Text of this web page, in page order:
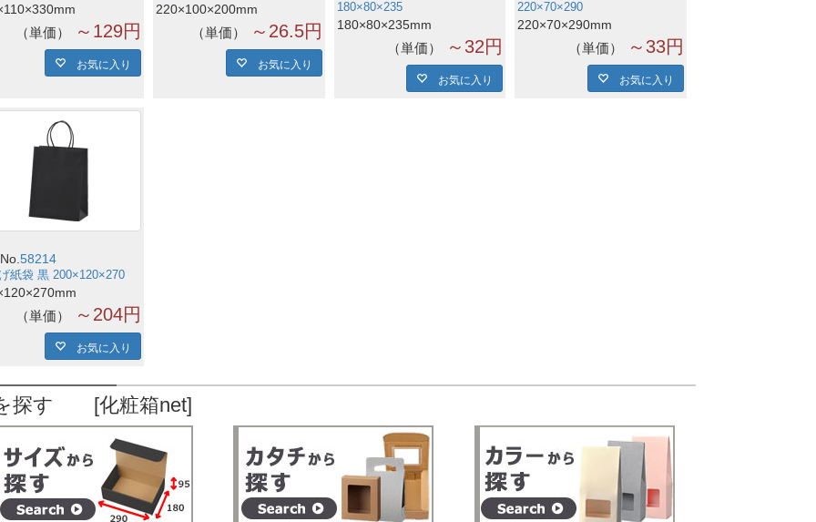
単価 ～129円
お気に入り
220×100×200mm
単価 ～26.5円
お気に入り
180×80×235
180×80×235mm
単価 ～32円
お気に入り
220×70×290
220×70×290mm
単価 ～33円
お気に入り
58214
紙袋 黒 200×120×270
単価 ～204円
お気に入り
探す [化粧箱net]